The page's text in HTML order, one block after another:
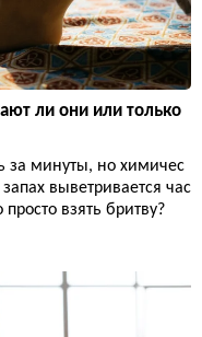
ли они или только
за минуты, но химичес
выветривается час
взять бритву?